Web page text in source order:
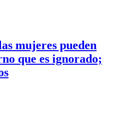
mujeres pueden
que es ignorado;